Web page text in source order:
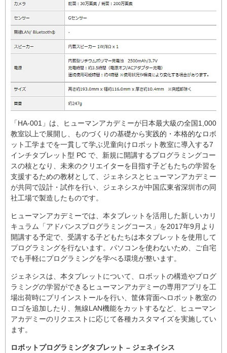
「HA-001」は、ヒューマンアカデミーが日本最大級の全国1,000
教室以上で展開し、ものづくりの基礎から実践的・本格的なロボ
ット工学までを一貫して学ぶ児童向けロボット教室に導入する7
インチタブレット型 PC で、新規に開講するプログラミングコー
スの核となり、未来のクリエイターを目指す子どもたちの学習を
支援するための教材として、ジェネシスとヒューマンアカデミー
が共同で設計・試作を行い、ジェネシスが中国広東省深圳市の同
社工場で製造したものです。
ヒューマンアカデミーでは、本タブレットを活用した新しいカリ
キュラム「アドバンスプログラミングコース」を2017年9月より
開講する予定で、受講する子どもたちは本タブレットを使用して
プログラミングを行ないます。パソコンを使わないため、ご自宅
でも手軽にプログラミングを学べる環境が整います。
ジェネシスは、本タブレットについて、ロボットの構造やプログ
ラミングの学習ができるヒューマンアカデミーの専用アプリを工
場出荷時にプリインストールを行い、筐体背面へロボット教室の
ロゴを追加したり、無線LAN機能をカットするなど、ヒューマン
アカデミーのリクエストに応じて各種カスタマイズを実施してい
ます。
ロボットプログラミングタブレット – ジェネイシス